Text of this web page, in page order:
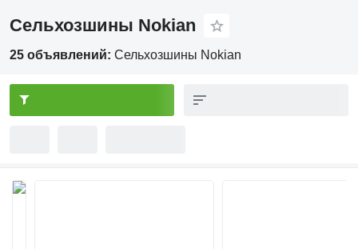
Сельхозшины Nokian
25 объявлений: Сельхозшины Nokian